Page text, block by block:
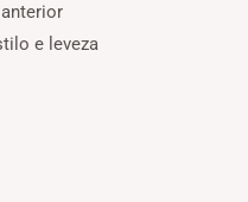
e leveza